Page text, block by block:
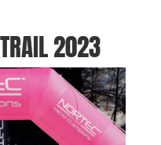
2023